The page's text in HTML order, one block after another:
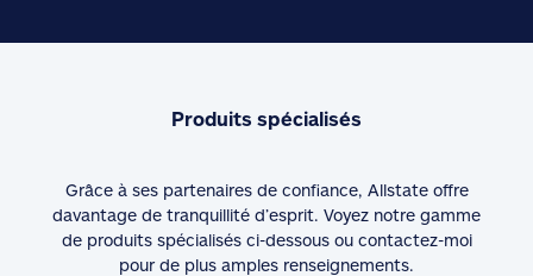
Produits spécialisés
Grâce à ses partenaires de confiance, Allstate offre
davantage de tranquillité d’esprit. Voyez notre gamme
de produits spécialisés ci-dessous ou contactez-moi
pour de plus amples renseignements.